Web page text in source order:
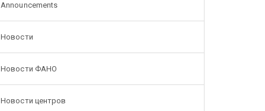
Announcements
Новости
Новости ФАНО
Новости центров